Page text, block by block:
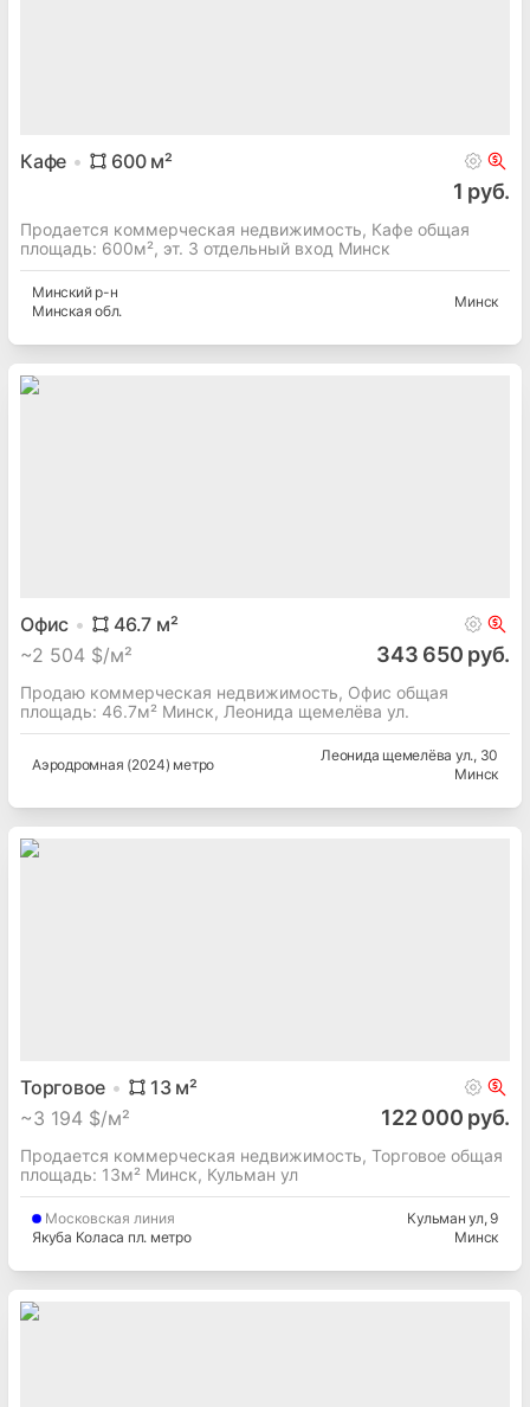
Кафе 600м²
1 руб.
Продается коммерческая недвижимость, Кафе общая
площадь: 600м², эт. 3 отдельный вход Минск
Минскийр-н
Минская обл.
Минск
Офис 46.7 м²
~2 504 $/м² 343 650 руб.
Продаю коммерческая недвижимость, Офис общая
площадь: 46.7м² Минск, Леонида щемелёва ул.
Аэродромная (2024) метро
Леонида щемелёва ул., 30
Минск
Торговое 13м²
~3 194 $/м² 122 000 руб.
Продается коммерческая недвижимость, Торговое общая
площадь: 13м² Минск, Кульман ул
Московская линия
Якуба Коласа пл. метро
Кульман ул, 9
Минск